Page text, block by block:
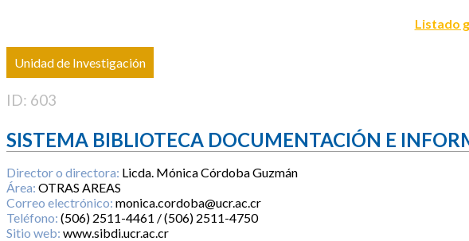
Listado
Unidad de Investigación
ID: 603
SISTEMA BIBLIOTECA DOCUMENTACIÓN E
Director o directora: Licda. Mónica Córdoba Guzmán
Área: OTRAS AREAS
Correo electrónico: monica.cordoba@ucr.ac.cr
Teléfono: (506) 2511-4461 / (506) 2511-4750
Sitio web: www.sibdi.ucr.ac.cr